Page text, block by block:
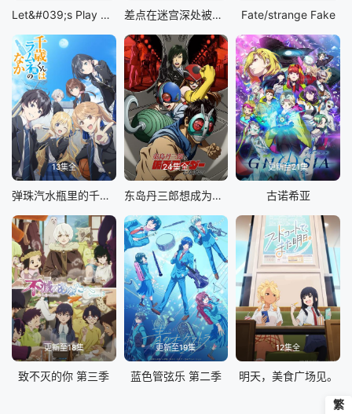
Let&#039;s Play 充满挑战的人生 差点在迷宫深处被信任的伙伴杀掉，但靠着天赐技能「无限扭蛋」获得等级9999的伙伴，我要向前队友和世界展开复仇&amp;「给他们好看！」 Fate/strange Fake
13集全
弹珠汽水瓶里的千岁同学
24集全
东岛丹三郎想成为假面骑士
更新至21集
古诺希亚
更新至18集
致不灭的你 第三季
更新至19集
蓝色管弦乐 第二季
12集全
明天，美食广场见。
繁